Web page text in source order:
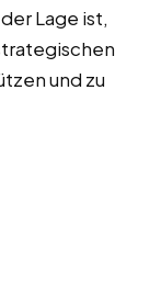
Lage ist,
und zu